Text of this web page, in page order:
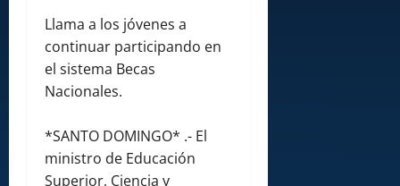
Llama a los jóvenes a
continuar participando en
el sistema Becas
Nacionales.
*SANTO DOMINGO* .- El
ministro de Educación
Superior, Ciencia y